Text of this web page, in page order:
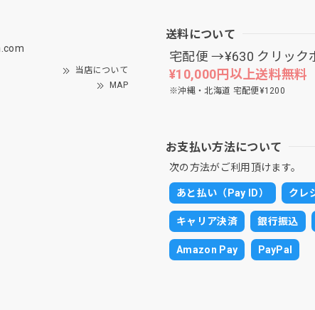
当店について
MAP
送料について
宅配便 →¥630 クリッ
¥10,000円以上送料無料
※沖縄・北海道 宅配便¥1200
お支払い方法について
次の方法がご利用頂けます。
あと払い（Pay ID） クレ
キャリア決済 銀行振込
Amazon Pay PayPal